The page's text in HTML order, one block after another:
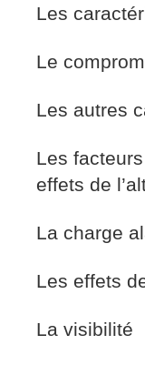
Les
Le
Les autres
Les
effets de
La charge
Les effets
La visibilité